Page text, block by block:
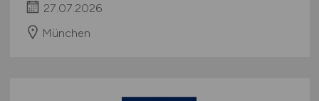
27.07.2026
München